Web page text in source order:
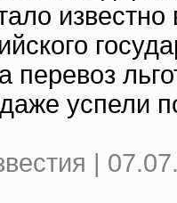
перевоз
успели
|